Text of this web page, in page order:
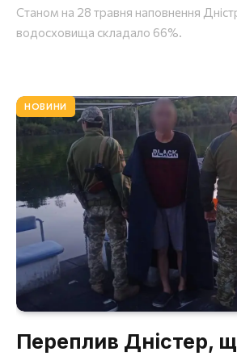
Станом на 28 травня наповнення
водосховища складало 66%.
НОВИНИ
Переплив Дністер,